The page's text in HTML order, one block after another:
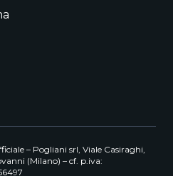
– Pogliani srl, Viale Casiraghi,
(Milano) – cf. p.iva: